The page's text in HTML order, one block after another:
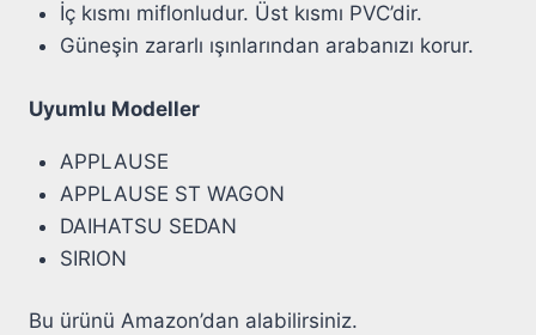
İç kısmı miflonludur. Üst kısmı PVC’dir.
Güneşin zararlı ışınlarından arabanızı korur.
Uyumlu Modeller
APPLAUSE
APPLAUSE ST WAGON
DAIHATSU SEDAN
SIRION
Bu ürünü Amazon’dan alabilirsiniz.